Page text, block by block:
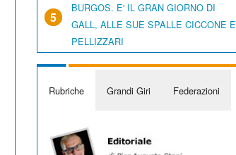
5
BURGOS. E' IL GRAN GIORNO DI
GALL, ALLE SUE SPALLE CICCONE E
PELLIZZARI
Rubriche Grandi Giri Federazioni